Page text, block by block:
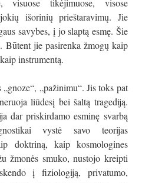
visuose tikėjimuose, visose
išorinių prieštaravimų. Jie
savybes, į jo slaptą esmę. Šie
Būtent jie pasirenka žmogų kaip
instrumentą.
„pažinimu“. Jis toks pat
liūdesį bei šaltą tragediją.
dar priskirdamo esminę svarbą
vystė savo teorijas
doktriną, kaip kosmologines
žmonės smuko, nustojo kreipti
į fiziologiją, privatumo,